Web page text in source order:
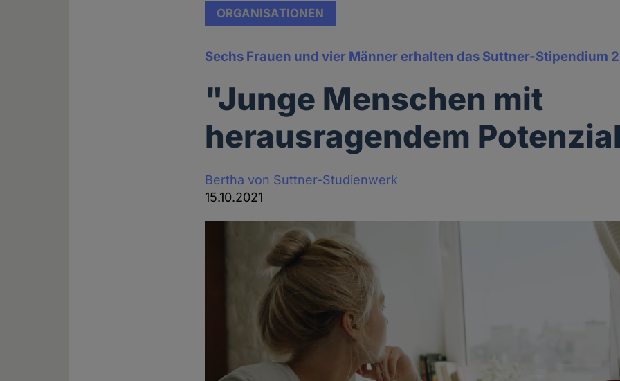
ORGANISATIONEN
Sechs Frauen und vier Männer erhalten das Suttner-Stipendium
"Junge Menschen mit
herausragendem
Bertha von Suttner-Studienwerk
15.10.2021